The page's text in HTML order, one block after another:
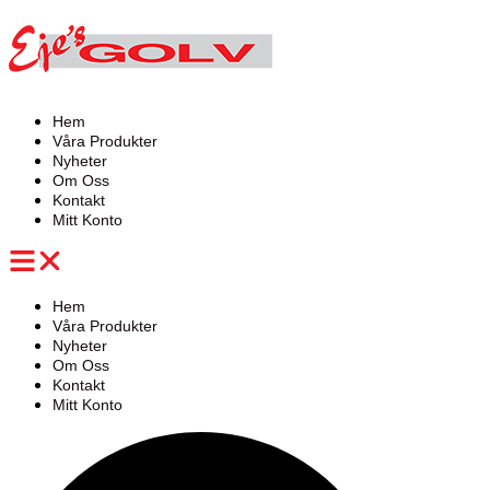
till
innehåll
Hem
Våra Produkter
Nyheter
Om Oss
Kontakt
Mitt Konto
Hem
Våra Produkter
Nyheter
Om Oss
Kontakt
Mitt Konto